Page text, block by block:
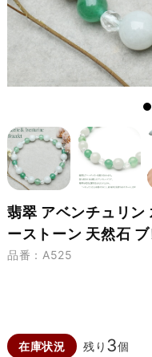
翡翠 アベンチュリン
ーストーン 天然石
品番：A525
在庫状況 残り 3個